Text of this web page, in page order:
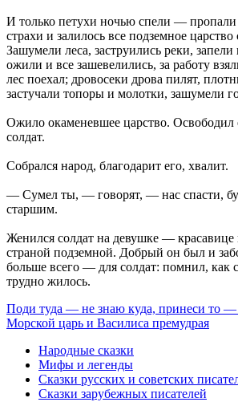
И только петухи ночью спели — пропали
страхи и залилось все подземное
Зашумели леса, заструились реки,
ожили и все зашевелились, за работу
лес поехал; дровосеки дрова пилят,
застучали топоры и молотки, зашумели
Ожило окаменевшее царство. Освободил
солдат.
Собрался народ, благодарит его, хвалит.
— Сумел ты, — говорят, — нас спасти,
старшим.
Женился солдат на девушке — красавице
страной подземной. Добрый он был и
больше всего — для солдат: помнил, как
трудно жилось.
Поди туда — не знаю куда, принеси то —
Морской царь и Василиса премудрая
Народные сказки
Мифы и легенды
Сказки русских и советских
Сказки зарубежных писателей